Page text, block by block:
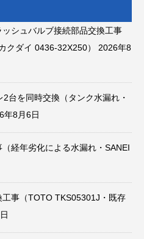
シュバルブ接続部品交換工事
クダイ 0436-32X250）
2026年8
台を同時交換（タンク水漏れ・
年8月6日
経年劣化による水漏れ・SANEI
事（TOTO TKS05301J・既存